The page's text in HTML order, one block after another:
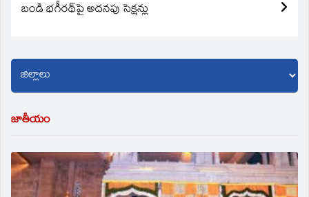
బండి భగీరథ్‌పై అదనపు సెక్షన్లు
జాతీయం